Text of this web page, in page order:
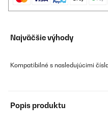
Najväčšie výhody
Kompatibilné s nasledujúcimi
Popis produktu